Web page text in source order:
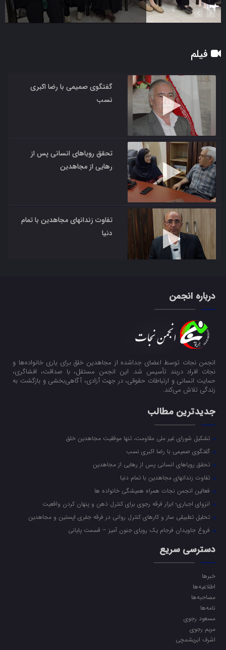
 
فیلم
گفتگوی صمیمی با رضا اکبری
نسب
تحقق رویاهای انسانی پس از
رهایی از مجاهدین
تفاوت زندانهای مجاهدین با تمام
دنیا
توسط صمد اسکندری
حضور اعضای انجمن نجات زنجان
در کربلا
درباره انجمن
انجمن نجات توسط اعضای جداشده از مجاهدین خلق برای یاری خانواده‌ها و
نجات افراد دربند تأسیس شد. این انجمن مستقل، با صداقت، افشاگری،
حمایت انسانی و ارتباطات حقوقی، در جهت آزادی، آگاهی‌بخشی و بازگشت به
زندگی تلاش می‌کند.
جدیدترین مطالب
تشکیل شورای غیر ملی مقاومت، تنها موفقیت مجاهدین خلق
گفتگوی صمیمی با رضا اکبری نسب
تحقق رویاهای انسانی پس از رهایی از مجاهدین
تفاوت زندانهای مجاهدین با تمام دنیا
فعالین انجمن نجات همراه همیشگی خانواده ها
انزوای اجباری؛ ابزار فرقه رجوی برای کنترل ذهن و پنهان کردن واقعیت
تحلیل تطبیقی ساز و کارهای کنترل روانی در فرقه جفری اپستین و مجاهدین
فروغ جاویدان فرجام یک رویای جنون آمیز – قسمت پایانی
دسترسی سریع
خبرها
اطلاعیه‌ها
مصاحبه‌ها
نامه‌ها
مسعود رجوی
مریم رجوی
اشرف ابریشمچی